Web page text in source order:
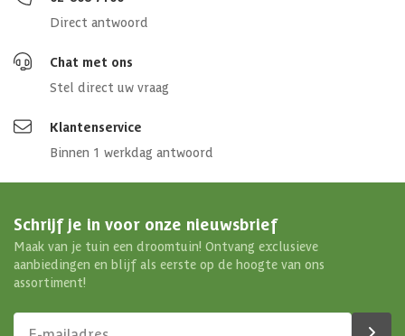
Direct antwoord
Chat met ons
Stel direct uw vraag
Klantenservice
Binnen 1 werkdag antwoord
Schrijf je in voor onze nieuwsbrief
Maak van je tuin een droomtuin! Ontvang exclusieve
aanbiedingen en blijf als eerste op de hoogte van ons
assortiment!